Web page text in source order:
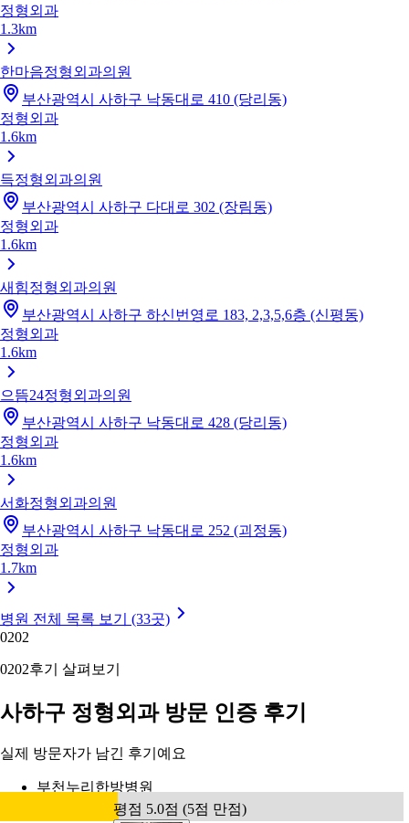
정형외과
1.3km
한마음정형외과의원
부산광역시 사하구 낙동대로 410 (당리동)
정형외과
1.6km
득정형외과의원
부산광역시 사하구 다대로 302 (장림동)
정형외과
1.6km
새힘정형외과의원
부산광역시 사하구 하신번영로 183, 2,3,5,6층 (신평동)
정형외과
1.6km
으뜸24정형외과의원
부산광역시 사하구 낙동대로 428 (당리동)
정형외과
1.6km
서화정형외과의원
부산광역시 사하구 낙동대로 252 (괴정동)
정형외과
1.7km
병원 전체 목록 보기 (33곳)
0202
0202후기 살펴보기
사하구 정형외과 방문 인증 후기
실제 방문자가 남긴 후기예요
부천누리한방병원
평점 5.0점 (5점 만점)